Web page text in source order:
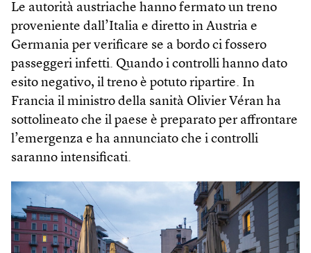
Le autorità austriache hanno fermato un treno
proveniente dall’Italia e diretto in Austria e
Germania per verificare se a bordo ci fossero
passeggeri infetti. Quando i controlli hanno dato
esito negativo, il treno è potuto ripartire. In
Francia il ministro della sanità Olivier Véran ha
sottolineato che il paese è preparato per affrontare
l’emergenza e ha annunciato che i controlli
saranno intensificati.